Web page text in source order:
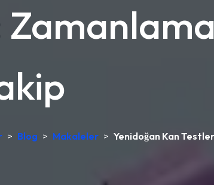
> Blog > Makaleler > Yenidoğan Kan